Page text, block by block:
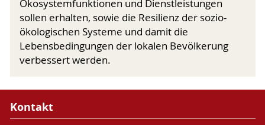
Ökosystemfunktionen und Dienstleistungen
sollen erhalten, sowie die Resilienz der sozio-
ökologischen Systeme und damit die
Lebensbedingungen der lokalen Bevölkerung
verbessert werden.
Kontakt